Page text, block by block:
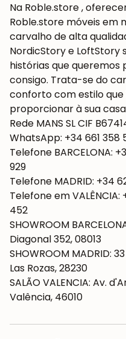
Na Roble.store ,
Roble.store móveis em
carvalho de alta
NordicStory e LoftStory
histórias que queremos
consigo. Trata-se do
conforto com estilo que
proporcionar à sua
Rede MANS SL CIF
WhatsApp: +34 661 358
Telefone BARCELONA:
929
Telefone MADRID: +34
Telefone em VALÊNCIA:
452
SHOWROOM
Diagonal 352, 08013
SHOWROOM MADRID:
Las Rozas, 28230
SALÃO VALENCIA: Av.
Valência, 46010